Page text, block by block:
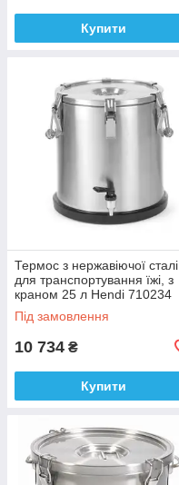
Купити
Термос з нержавіючої сталі
для транспортування їжі, з
краном 25 л Hendi 710234
Під замовлення
10 734 ₴
Купити